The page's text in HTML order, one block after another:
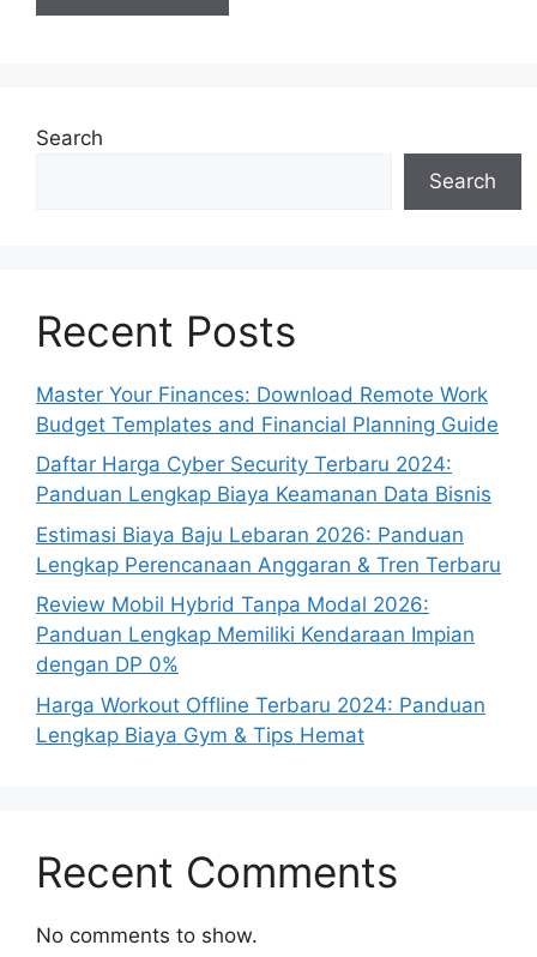
Search
Search
Recent Posts
Master Your Finances: Download Remote Work
Budget Templates and Financial Planning Guide
Daftar Harga Cyber Security Terbaru 2024:
Panduan Lengkap Biaya Keamanan Data Bisnis
Estimasi Biaya Baju Lebaran 2026: Panduan
Lengkap Perencanaan Anggaran & Tren Terbaru
Review Mobil Hybrid Tanpa Modal 2026:
Panduan Lengkap Memiliki Kendaraan Impian
dengan DP 0%
Harga Workout Offline Terbaru 2024: Panduan
Lengkap Biaya Gym & Tips Hemat
Recent Comments
No comments to show.